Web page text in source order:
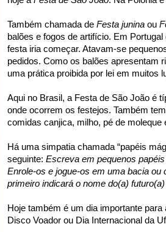
Também chamada de Festa junina ou
balões e fogos de artifício. Em
festa iria começar. Atavam-se
pedidos. Como os balões apresentam
uma prática proibida por lei em muitos
Aqui no Brasil, a Festa de São João é
onde ocorrem os festejos. Também
comidas canjica, milho, pé de moleque
Há uma simpatia chamada “papéis
seguinte: Escreva em pequenos
Enrole-os e jogue-os em uma bacia ou
primeiro indicará o nome do(a)
Hoje também é um dia importante
Disco Voador ou Dia Internacional da